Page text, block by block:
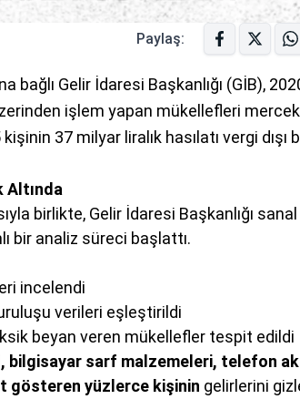
Paylaş:
bağlı Gelir İdaresi Başkanlığı (GİB),
işlem yapan mükellefleri mercek
37 milyar liralık hasılatı vergi dışı
Altında
birlikte, Gelir İdaresi Başkanlığı sanal
bir analiz süreci başlattı.
incelendi
verileri eşleştirildi
beyan veren mükellefler tespit edildi
bilgisayar sarf malzemeleri, telefon
gösteren yüzlerce kişinin gelirlerini